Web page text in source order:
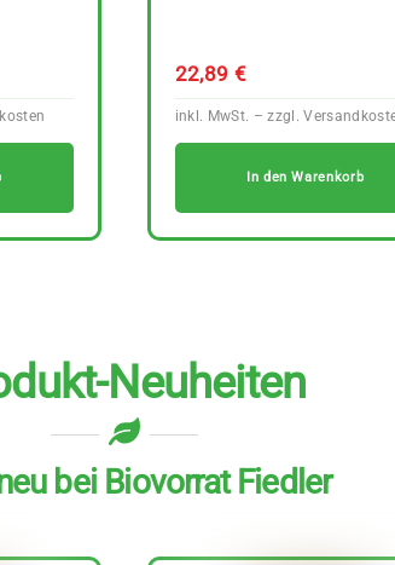
22,89 €
In den Warenkorb
Neuheiten
bei Biovorrat Fiedler